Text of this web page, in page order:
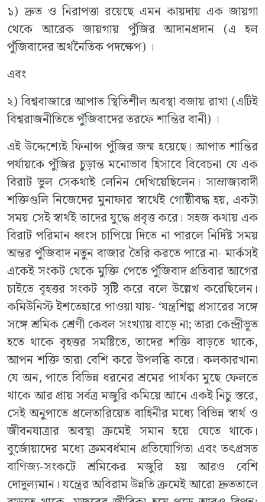
১) দ্রুত ও নিরাপত্তা রয়েছে এমন কায়দায় এক জায়গা
থেকে আরেক জায়গায় পুঁজির আদানপ্রদান (এ হল
পুঁজিবাদের অর্থনৈতিক পদক্ষেপ) ।
এবং
২) বিশ্ববাজারে আপাত স্থিতিশীল অবস্থা বজায় রাখা (এটিই
বিশ্বরাজনীতিতে পুঁজিবাদের তরফে শান্তির বানী) ।
এই উদ্দেশ্যেই ফিনান্স পুঁজির জন্ম হয়েছে। আপাত শান্তির
পর্যায়কে পুঁজির চুড়ান্ত মনোভাব হিসাবে বিবেচনা যে এক
বিরাট ভুল সেকথাই লেনিন দেখিয়েছিলেন। সাম্রাজ্যবাদী
শক্তিগুলি নিজেদের মুনাফার স্বার্থেই গোষ্ঠীবদ্ধ হয়, একটা
সময় সেই স্বার্থই তাদের যুদ্ধে প্রবৃত্ত করে। সহজ কথায় এক
বিরাট পরিমান ধ্বংস চাপিয়ে দিতে না পারলে নির্দিষ্ট সময়
অন্তর পুঁজিবাদ নতুন বাজার তৈরি করতে পারে না- মার্কসই
একেই সংকট থেকে মুক্তি পেতে পুঁজিবাদ প্রতিবার আগের
চাইতে বৃহত্তর সংকট সৃষ্টি করে বলে উল্লেখ করেছিলেন।
কমিউনিস্ট ইশতেহারে পাওয়া যায়- ‘যন্ত্রশিল্প প্রসারের সঙ্গে
সঙ্গে শ্রমিক শ্রেণী কেবল সংখ্যায় বাড়ে না; তারা কেন্দ্রীভূত
হতে থাকে বৃহত্তর সমষ্টিতে, তাদের শক্তি বাড়তে থাকে,
আপন শক্তি তারা বেশি করে উপলব্ধি করে। কলকারখানা
যে অন, পাতে বিভিন্ন ধরনের শ্রমের পার্থক্য মুছে ফেলতে
থাকে আর প্রায় সর্বত্র মজুরি কমিয়ে আনে একই নিচু স্তরে,
সেই অনুপাতে প্রলেতারিয়েত বাহিনীর মধ্যে বিভিন্ন স্বার্থ ও
জীবনযাত্রার অবস্থা ক্রমেই সমান হয়ে যেতে থাকে।
বুর্জোয়াদের মধ্যে ক্রমবর্ধমান প্রতিযোগিতা এবং তৎপ্রসত
বাণিজ্য-সংকটে শ্রমিকের মজুরি হয় আরও বেশি
দোদুল্যমান। যন্ত্রের অবিরাম উন্নতি ক্রমেই আরো দ্রুততালে